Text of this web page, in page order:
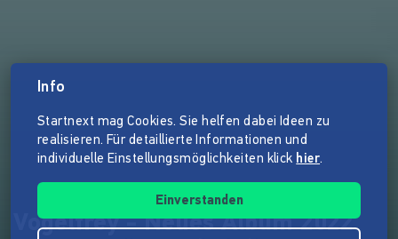
Vogelfrey - Neues Album 2022
Info
Startnext mag Cookies. Sie helfen dabei Ideen zu
realisieren. Für detaillierte Informationen und
individuelle Einstellungsmöglichkeiten klick hier.
Einverstanden